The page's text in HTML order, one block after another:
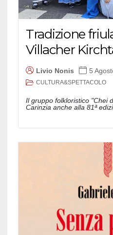
Tradizione
Villacher
Livio Nonis 5
CULTURA&SPETTACOLO
Il gruppo folkloristico "Chei
Carinzia anche alla 81ª